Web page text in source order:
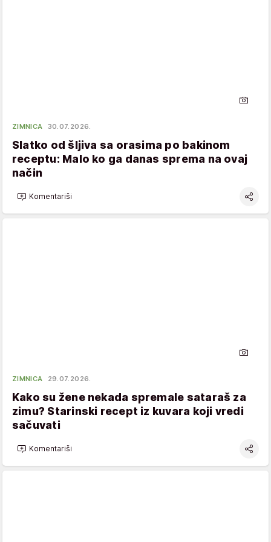
ZIMNICA 30.07.2026.
Slatko od šljiva sa orasima po bakinom
receptu: Malo ko ga danas sprema na ovaj
način
Komentariši
ZIMNICA 29.07.2026.
Kako su žene nekada spremale sataraš za
zimu? Starinski recept iz kuvara koji vredi
sačuvati
Komentariši